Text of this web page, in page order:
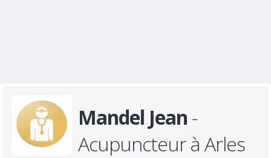
Mandel Jean -
Acupuncteur à Arles